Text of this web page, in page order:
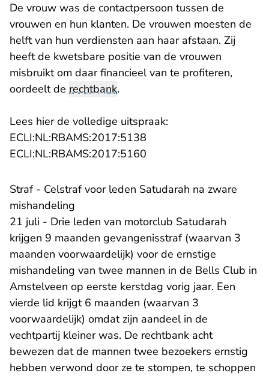
De vrouw was de contactpersoon tussen de
vrouwen en hun klanten. De vrouwen moesten de
helft van hun verdiensten aan haar afstaan. Zij
heeft de kwetsbare positie van de vrouwen
misbruikt om daar financieel van te profiteren,
oordeelt de rechtbank.
Lees hier de volledige uitspraak:
ECLI:NL:RBAMS:2017:5138
ECLI:NL:RBAMS:2017:5160
Straf - Celstraf voor leden Satudarah na zware
mishandeling
21 juli - Drie leden van motorclub Satudarah
krijgen 9 maanden gevangenisstraf (waarvan 3
maanden voorwaardelijk) voor de ernstige
mishandeling van twee mannen in de Bells Club in
Amstelveen op eerste kerstdag vorig jaar. Een
vierde lid krijgt 6 maanden (waarvan 3
voorwaardelijk) omdat zijn aandeel in de
vechtpartij kleiner was. De rechtbank acht
bewezen dat de mannen twee bezoekers ernstig
hebben verwond door ze te stompen, te schoppen